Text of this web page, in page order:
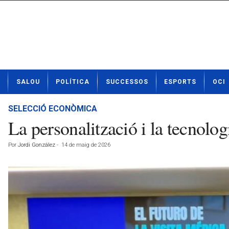
t
SALOU POLÍTICA SUCCESSOS ESPORTS OCI
SELECCIÓ ECONÒMICA
La personalització i la
Por Jordi González - 14 de maig de 2026